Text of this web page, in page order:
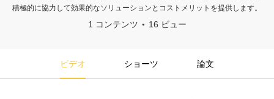
積極的に協力して効果的なソリューションとコストメリットを提供します。
1 コンテンツ 16 ビュー
ビデオ ショーツ 論文